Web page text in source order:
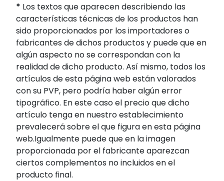
* Los textos que aparecen describiendo las
características técnicas de los productos han
sido proporcionados por los importadores o
fabricantes de dichos productos y puede que en
algún aspecto no se correspondan con la
realidad de dicho producto. Así mismo, todos los
artículos de esta página web están valorados
con su PVP, pero podría haber algún error
tipográfico. En este caso el precio que dicho
artículo tenga en nuestro establecimiento
prevalecerá sobre el que figura en esta página
web.Igualmente puede que en la imagen
proporcionada por el fabricante aparezcan
ciertos complementos no incluidos en el
producto final.